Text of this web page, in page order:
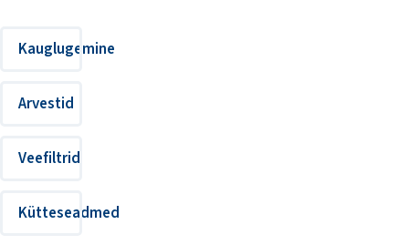
Kauglugemine
Arvestid
Veefiltrid
Kütteseadmed